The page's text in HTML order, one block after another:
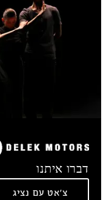
דברו איתנו
צ'אט עם נציג